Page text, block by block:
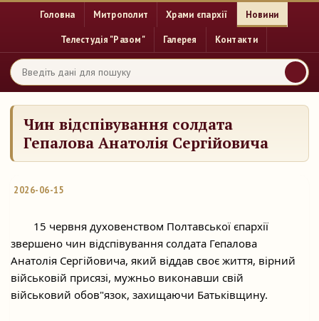
Головна Митрополит Храми єпархії Новини
Телестудія "Разом" Галерея Контакти
Чин відспівування солдата
Гепалова Анатолія Сергійовича
2026-06-15
звершено чин відспівування солдата Гепалова
Анатолія Сергійовича, який віддав своє життя, вірний
військовій присязі, мужньо виконавши свій
військовий обов"язок, захищаючи Батьківщину.